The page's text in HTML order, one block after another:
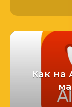
Как на